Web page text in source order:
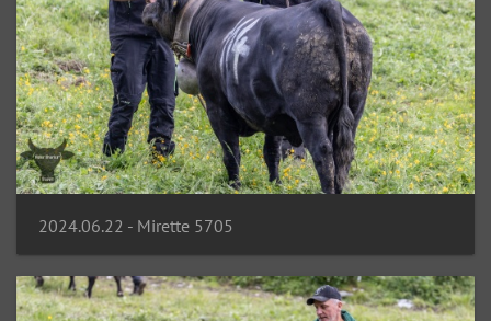
2024.06.22 - Mirette 5705